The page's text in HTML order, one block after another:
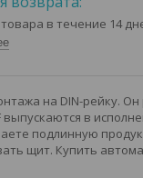
в течение 14
на DIN-рейку.
в
подлинную
щит. Купить